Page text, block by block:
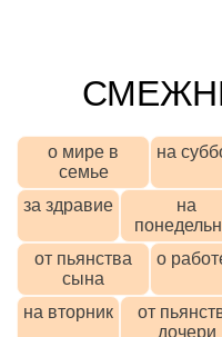
о мире в
семье
на
за здравие
на
от пьянства
сына
о
на вторник
от
дочери